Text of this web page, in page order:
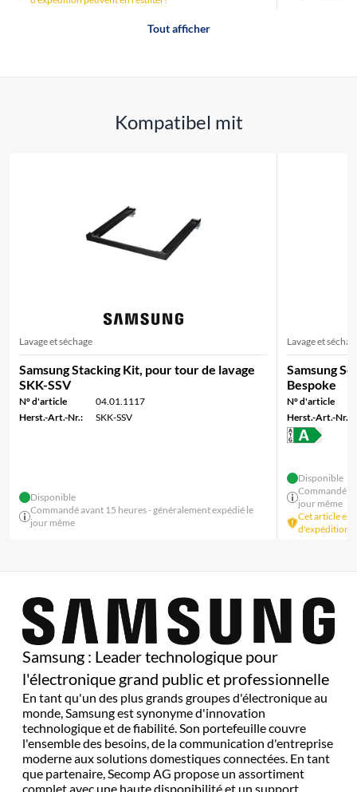
Tout afficher
Kompatibel mit
Lavage et séchage
Samsung Stacking Kit, pour tour de lavage
SKK-SSV
N° d'article
04.01.1117
Herst.-Art.-Nr.:
SKK-SSV
Disponible
Commandé avant 15 heures - généralement expédié le
jour même
Lavage et
Samsung
Bespoke
N° d'article
Herst.-Art.-Nr.:
Disponible
Commandé
jour même
Cet article
d'expédition
Samsung : Leader technologique pour
l'électronique grand public et professionnelle
En tant qu'un des plus grands groupes d'électronique au
monde, Samsung est synonyme d'innovation
technologique et de fiabilité. Son portefeuille couvre
l'ensemble des besoins, de la communication d'entreprise
moderne aux solutions domestiques connectées. En tant
que partenaire, Secomp AG propose un assortiment
complet avec une haute disponibilité et un support